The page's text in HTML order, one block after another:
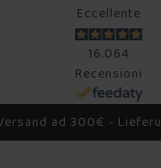
Eccellente
16.064
Recensioni
ad 300€ -